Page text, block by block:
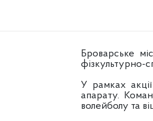
Броварське
фізкультурно-
У рамках
апарату.
волейболу та